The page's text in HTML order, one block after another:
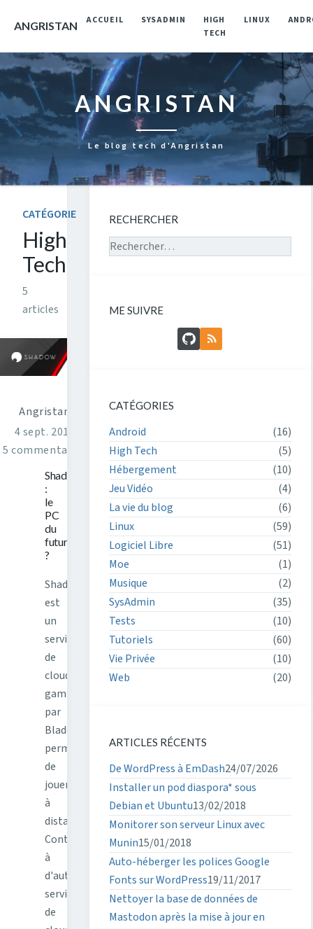
ANGRISTAN ACCUEIL SYSADMIN
HIGH
TECH
LINUX
ANGRISTAN
Le blog tech d'Angristan
CATÉGORIE
High
Tech
5
articles
Angristan
4 sept. 2017
5 commentaires
Shadow
:
le
PC
du
futur
?
Shadow
est
un
service
de
cloud
gaming
par
Blade
permettant
de
jouer
à
distance.
Contrairement
à
d'autres
services
de
RECHERCHER
Rechercher sur le site
ME SUIVRE
GitHubFlux RSS
CATÉGORIES
Android
(16)
High Tech
(5)
Hébergement
(10)
Jeu Vidéo
(4)
La vie du blog
(6)
Linux
(59)
Logiciel Libre
(51)
Moe
(1)
Musique
(2)
SysAdmin
(35)
Tests
(10)
Tutoriels
(60)
Vie Privée
(10)
Web
(20)
ARTICLES RÉCENTS
De WordPress à EmDash24/07/2026
Installer un pod diaspora* sous
Debian et Ubuntu13/02/2018
Monitorer son serveur Linux avec
Munin15/01/2018
Auto-héberger les polices Google
Fonts sur WordPress19/11/2017
Nettoyer la base de données de
Mastodon après la mise à jour en